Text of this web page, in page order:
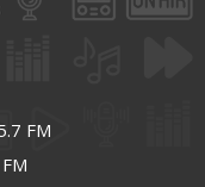
FM